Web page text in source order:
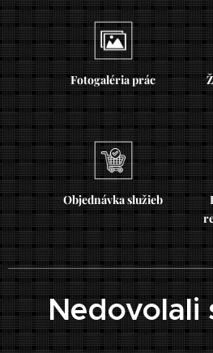
Fotogaléria prác
Objednávka služieb
Nedovolali